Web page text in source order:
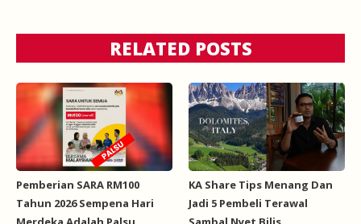
RELATED POSTS
Pemberian SARA RM100
Tahun 2026 Sempena Hari
KA Share Tips Menang Dan
Jadi 5 Pembeli Terawal